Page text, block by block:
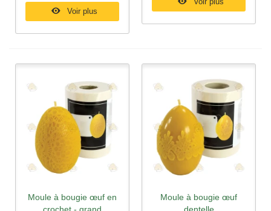
Voir plus
Moule à bougie œuf en
Moule à bougie œuf